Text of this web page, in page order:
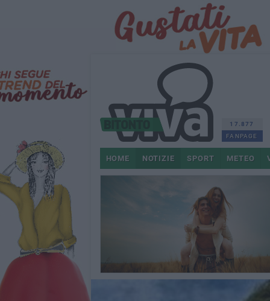
17.877
FANPAGE
HOME NOTIZIE SPORT METEO